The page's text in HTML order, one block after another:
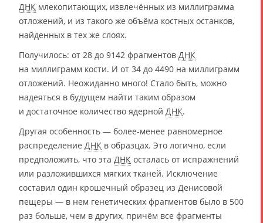
ДНК млекопитающих, извлечённых из миллиграмма
отложений, и из такого же объёма костных останков,
найденных в тех же слоях.
Получилось: от 28 до 9142 фрагментов ДНК
на миллиграмм кости. И от 34 до 4490 на миллиграмм
отложений. Неожиданно много! Стало быть, можно
надеяться в будущем найти таким образом
и достаточное количество ядерной ДНК.
Другая особенность — более-менее равномерное
распределение ДНК в образцах. Это логично, если
предположить, что эта ДНК осталась от испражнений
или разложившихся мягких тканей. Исключение
составил один крошечный образец из Денисовой
пещеры — в нем генетических фрагментов было в 500
раз больше, чем в других, причём все фрагменты